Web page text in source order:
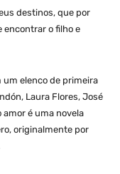
destinos, que por
encontrar o filho e
um elenco de primeira
Laura Flores, José
é uma novela
originalmente por